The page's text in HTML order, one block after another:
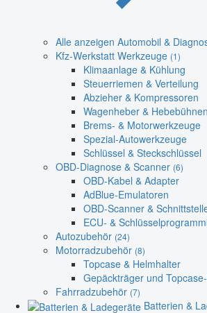
Alle anzeigen Automobil &
Kfz-Werkstatt Werkzeuge (1)
Klimaanlage & Kühlung
Steuerriemen & Verteilung
Abzieher & Kompressoren
Wagenheber & Hebebühnen
Brems- & Motorwerkzeuge
Spezial-Autowerkzeuge
Schlüssel & Steckschlüssel
OBD-Diagnose & Scanner (6)
OBD-Kabel & Adapter
AdBlue-Emulatoren
OBD-Scanner &
ECU- &
Autozubehör (24)
Motorradzubehör (8)
Topcase & Helmhalter
Gepäckträger und
Fahrradzubehör (7)
Batterien &